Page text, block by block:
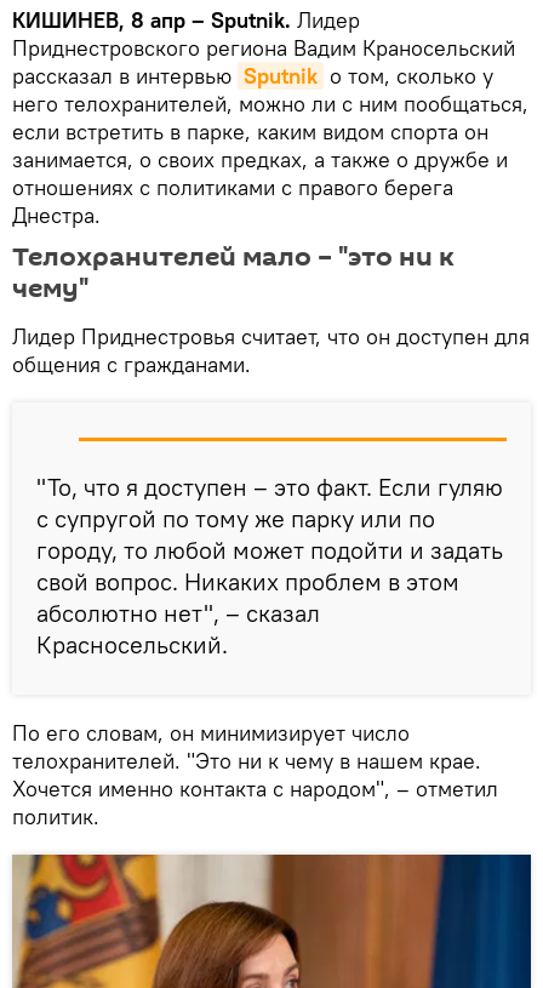
КИШИНЕВ, 8 апр – Sputnik. Лидер
Приднестровского региона Вадим Краносельский
рассказал в интервью Sputnik о том, сколько у
него телохранителей, можно ли с ним пообщаться,
если встретить в парке, каким видом спорта он
занимается, о своих предках, а также о дружбе и
отношениях с политиками с правого берега
Днестра.
Телохранителей мало – "это ни к
чему"
Лидер Приднестровья считает, что он доступен для
общения с гражданами.
"То, что я доступен – это факт. Если гуляю
с супругой по тому же парку или по
городу, то любой может подойти и задать
свой вопрос. Никаких проблем в этом
абсолютно нет", – сказал
Красносельский.
По его словам, он минимизирует число
телохранителей. "Это ни к чему в нашем крае.
Хочется именно контакта с народом", – отметил
политик.